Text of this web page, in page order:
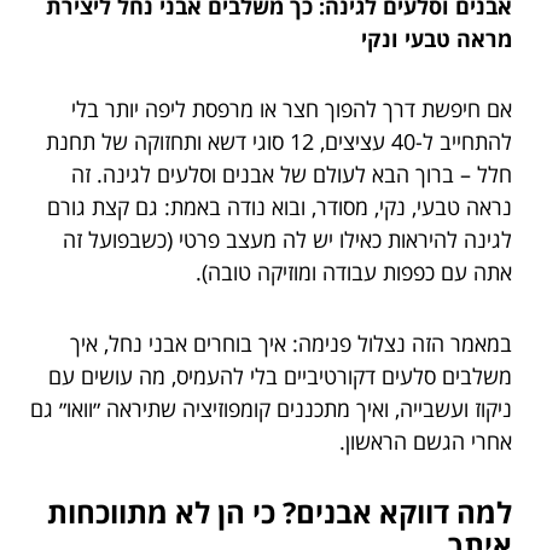
מראה טבעי ונקי
אם חיפשת דרך להפוך חצר או מרפסת ליפה יותר בלי
להתחייב ל-40 עציצים, 12 סוגי דשא ותחזוקה של תחנת
חלל – ברוך הבא לעולם של אבנים וסלעים לגינה. זה
נראה טבעי, נקי, מסודר, ובוא נודה באמת: גם קצת גורם
לגינה להיראות כאילו יש לה מעצב פרטי (כשבפועל זה
אתה עם כפפות עבודה ומוזיקה טובה).
במאמר הזה נצלול פנימה: איך בוחרים אבני נחל, איך
משלבים סלעים דקורטיביים בלי להעמיס, מה עושים עם
ניקוז ועשבייה, ואיך מתכננים קומפוזיציה שתיראה ״וואו״ גם
אחרי הגשם הראשון.
למה דווקא אבנים? כי הן לא מתווכחות